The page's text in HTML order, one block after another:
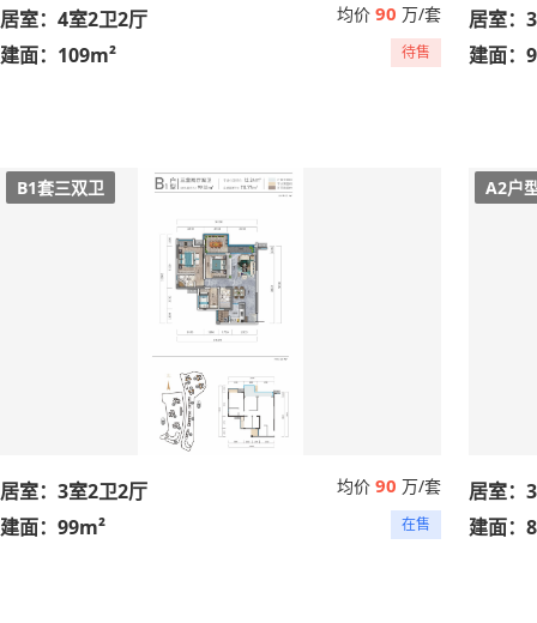
居室：4室2卫2厅
建面：109m²
均价 90 万/套
待售
居室：
建面：
B1套三双卫
居室：3室2卫2厅
建面：99m²
均价 90 万/套
在售
A2户
居室：
建面：